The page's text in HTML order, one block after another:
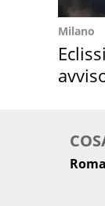
Milano